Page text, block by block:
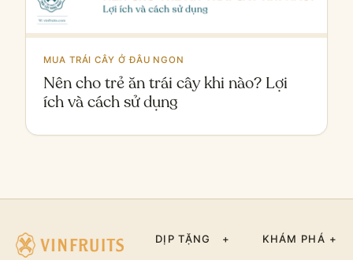
MUA TRÁI CÂY Ở ĐÂU NGON
Nên cho trẻ ăn trái cây khi nào? Lợi
ích và cách sử dụng
DỊP TẶNG + KHÁM PHÁ +